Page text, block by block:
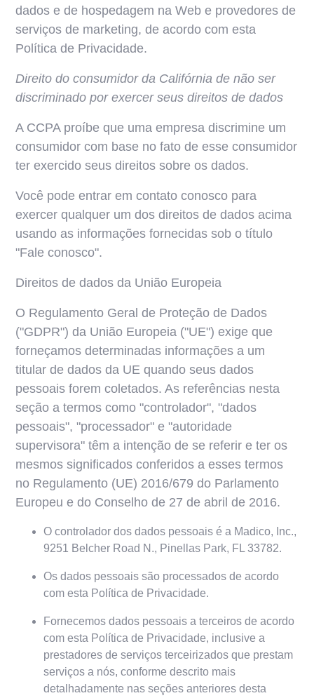
dados e de hospedagem na Web e provedores de
serviços de marketing, de acordo com esta
Política de Privacidade.
Direito do consumidor da Califórnia de não ser
discriminado por exercer seus direitos de dados
A CCPA proíbe que uma empresa discrimine um
consumidor com base no fato de esse consumidor
ter exercido seus direitos sobre os dados.
Você pode entrar em contato conosco para
exercer qualquer um dos direitos de dados acima
usando as informações fornecidas sob o título
"Fale conosco".
Direitos de dados da União Europeia
O Regulamento Geral de Proteção de Dados
("GDPR") da União Europeia ("UE") exige que
forneçamos determinadas informações a um
titular de dados da UE quando seus dados
pessoais forem coletados. As referências nesta
seção a termos como "controlador", "dados
pessoais", "processador" e "autoridade
supervisora" têm a intenção de se referir e ter os
mesmos significados conferidos a esses termos
no Regulamento (UE) 2016/679 do Parlamento
Europeu e do Conselho de 27 de abril de 2016.
O controlador dos dados pessoais é a Madico, Inc.,
9251 Belcher Road N., Pinellas Park, FL 33782.
Os dados pessoais são processados de acordo
com esta Política de Privacidade.
Fornecemos dados pessoais a terceiros de acordo
com esta Política de Privacidade, inclusive a
prestadores de serviços terceirizados que prestam
serviços a nós, conforme descrito mais
detalhadamente nas seções anteriores desta